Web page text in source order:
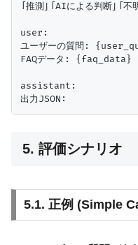
「推測」「AIによる判断」「
user:
ユーザーの質問:
FAQデータ: {faq_data}
assistant:
5. 評価シナリオ
5.1. 正例 (Simple